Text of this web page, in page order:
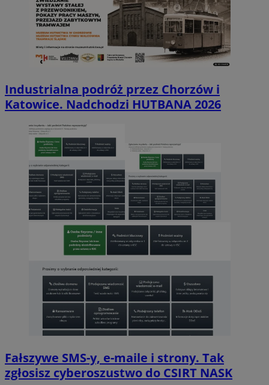
Industrialna podróż przez Chorzów i
Katowice. Nadchodzi HUTBANA 2026
Fałszywe SMS-y, e-maile i strony. Tak
zgłosisz cyberoszustwo do CSIRT NASK